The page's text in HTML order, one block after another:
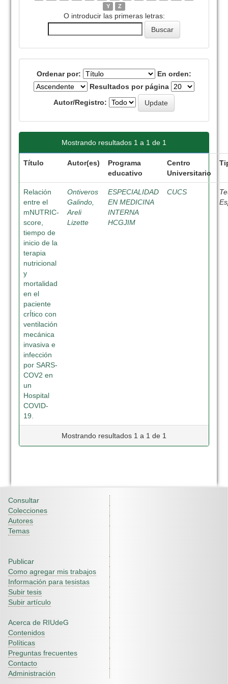
Y
Z
O introducir las primeras letras:
Ordenar por:
En orden:
Resultados por página
Autor/Registro:
Mostrando resultados 1 a 1 de 1
Título Autor(es)
Programa
educativo
Centro
Universitario
Relación
entre el
mNUTRIC-
score,
tiempo de
inicio de la
terapia
nutricional
y
mortalidad
en el
paciente
crÍtico con
ventilación
mecánica
invasiva e
infección
por SARS-
COV2 en
un
Hospital
COVID-
19.
Ontiveros
Galindo,
Areli
Lizette
ESPECIALIDAD
EN MEDICINA
INTERNA
HCGJIM
CUCS
Mostrando resultados 1 a 1 de 1
Consultar
Colecciones
Autores
Temas
Publicar
Como agregar mis trabajos
Información para tesistas
Subir tesis
Subir artículo
Acerca de RIUdeG
Contenidos
Políticas
Preguntas frecuentes
Contacto
Administración